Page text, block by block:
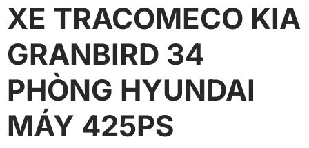
XE TRACOMECO KIA
GRANBIRD 34
PHÒNG HYUNDAI
MÁY 425PS